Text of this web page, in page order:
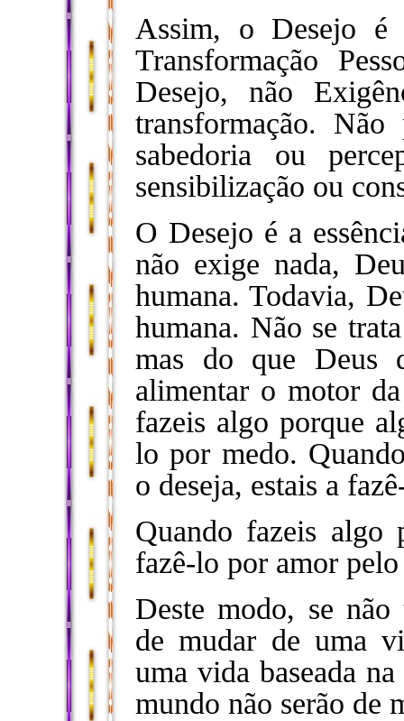
Assim, o Desejo é
Transformação
Desejo, não
transformação.
sabedoria ou
sensibilização ou
O Desejo é a
não exige nada,
humana. Todavia,
humana. Não se
mas do que Deus
alimentar o motor
fazeis algo porque
lo por medo.
o deseja, estais a
Quando fazeis algo
fazê-lo por amor
Deste modo, se
de mudar de uma
uma vida baseada
mundo não serão de